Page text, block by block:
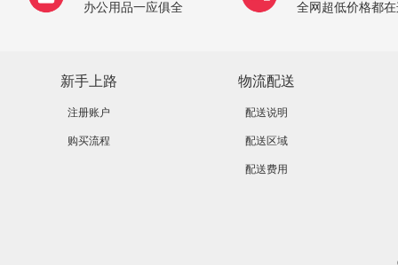
办公用品一应俱全 全网超低价格都
新手上路
注册账户
购买流程
物流配送
配送说明
配送区域
配送费用